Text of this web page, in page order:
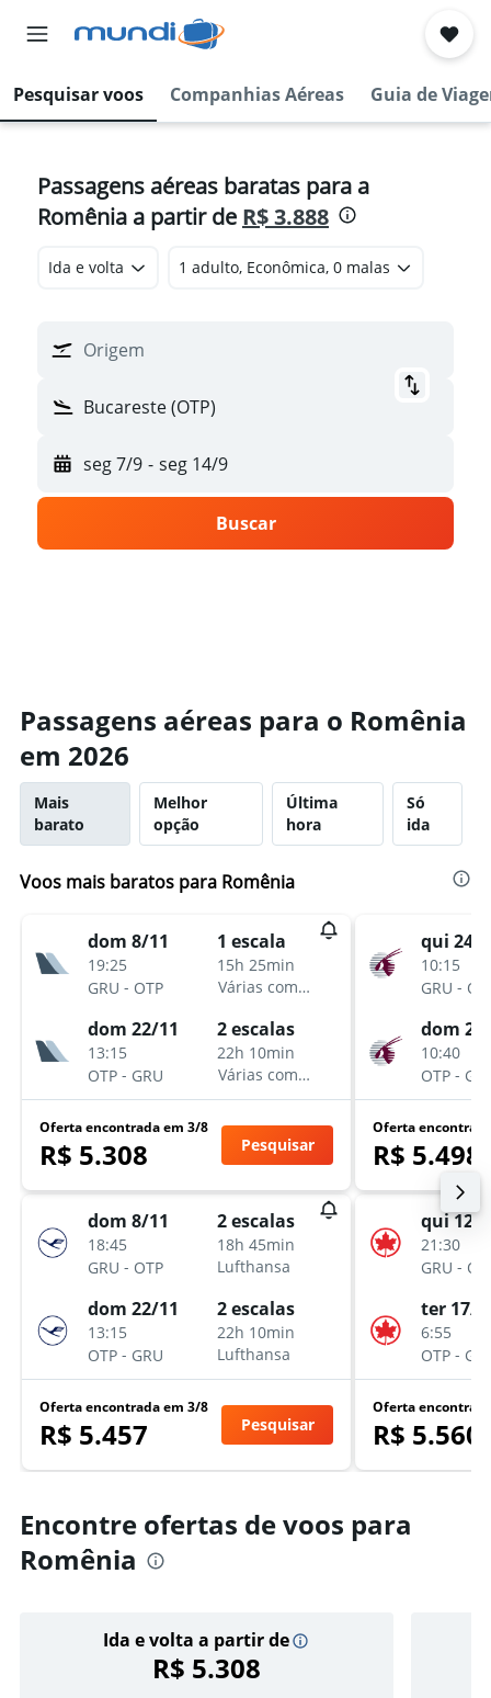
Pesquisar voos Companhias Aéreas Guia de
Passagens aéreas baratas para a
Romênia a partir de R$ 3.888
Ida e volta 1 adulto, Econômica, 0 malas
Origem
Bucareste (OTP)
seg 7/9 - seg 14/9
Buscar
Passagens aéreas para o Romênia
em 2026
Mais
barato
Melhor
opção
Última
hora
Só
ida
Voos mais baratos para Romênia
dom 8/11
19:25
GRU - OTP
1 escala
15h 25min
Várias companhias aéreas
dom 22/11
13:15
OTP - GRU
2 escalas
22h 10min
Várias companhias aéreas
Oferta encontrada em 3/8
R$ 5.308 Pesquisar
dom 8/11
18:45
GRU - OTP
2 escalas
18h 45min
Lufthansa
dom 22/11
13:15
OTP - GRU
2 escalas
22h 10min
Lufthansa
Oferta encontrada em 3/8
R$ 5.457 Pesquisar
qui 24/9
10:15
GRU -
dom
10:40
OTP -
Oferta
R$ 5.498
qui 12/
21:30
GRU -
ter 17/
6:55
OTP -
Oferta
R$ 5.560
Encontre ofertas de voos para
Romênia
Ida e volta a partir de
R$ 5.308